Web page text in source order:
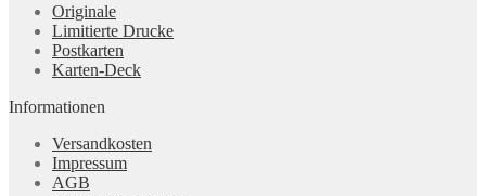
Originale
Limitierte Drucke
Postkarten
Karten-Deck
Informationen
Versandkosten
Impressum
AGB